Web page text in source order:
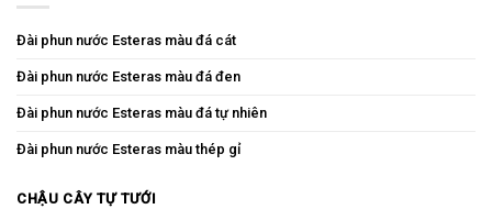
Đài phun nước Esteras màu đá cát
Đài phun nước Esteras màu đá đen
Đài phun nước Esteras màu đá tự nhiên
Đài phun nước Esteras màu thép gỉ
CHẬU CÂY TỰ TƯỚI